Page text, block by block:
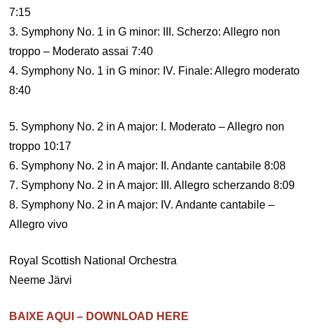
7:15
3. Symphony No. 1 in G minor: III. Scherzo: Allegro non
troppo – Moderato assai 7:40
4. Symphony No. 1 in G minor: IV. Finale: Allegro moderato
8:40
5. Symphony No. 2 in A major: I. Moderato – Allegro non
troppo 10:17
6. Symphony No. 2 in A major: II. Andante cantabile 8:08
7. Symphony No. 2 in A major: III. Allegro scherzando 8:09
8. Symphony No. 2 in A major: IV. Andante cantabile –
Allegro vivo
Royal Scottish National Orchestra
Neeme Järvi
BAIXE AQUI – DOWNLOAD HERE